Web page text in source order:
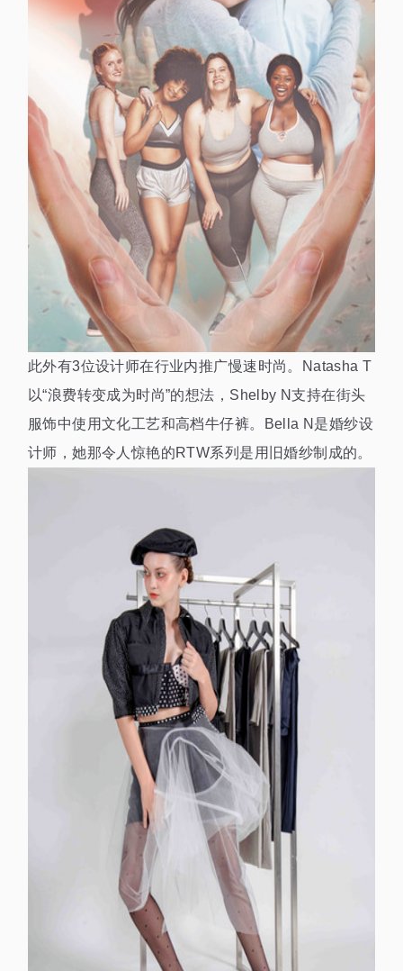
此外有3位设计师在行业内推广慢速时尚。Natasha T
以“浪费转变成为时尚”的想法，Shelby N支持在街头
服饰中使用文化工艺和高档牛仔裤。Bella N是婚纱设
计师，她那令人惊艳的RTW系列是用旧婚纱制成的。